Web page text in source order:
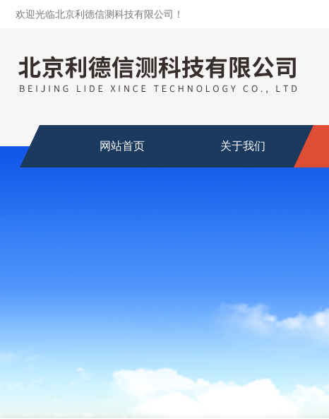
欢迎光临北京利德信测科技有限公司！
网站首页 关于我们